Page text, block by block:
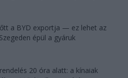
a BYD exportja — ez lehet az
épül a gyáruk
20 óra alatt: a kínaiak